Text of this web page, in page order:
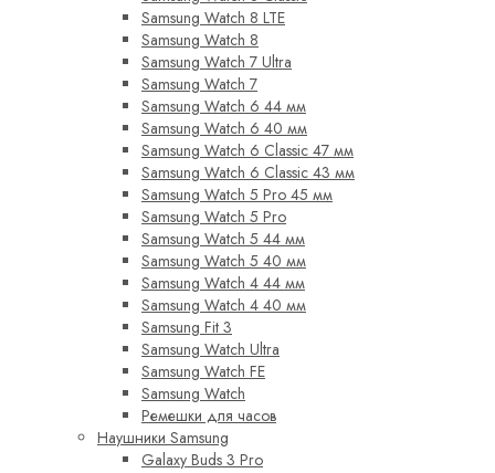
Samsung Watch 8 LTE
Samsung Watch 8
Samsung Watch 7 Ultra
Samsung Watch 7
Samsung Watch 6 44 мм
Samsung Watch 6 40 мм
Samsung Watch 6 Classic 47 мм
Samsung Watch 6 Classic 43 мм
Samsung Watch 5 Pro 45 мм
Samsung Watch 5 Pro
Samsung Watch 5 44 мм
Samsung Watch 5 40 мм
Samsung Watch 4 44 мм
Samsung Watch 4 40 мм
Samsung Fit 3
Samsung Watch Ultra
Samsung Watch FE
Samsung Watch
Ремешки для часов
Наушники Samsung
Galaxy Buds 3 Pro